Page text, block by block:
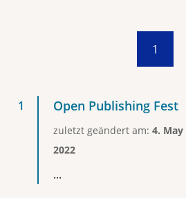
1
Open Publishing Fest
zuletzt geändert am: 4. May
2022
...